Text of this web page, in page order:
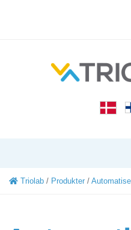
Triolab / Produkter /